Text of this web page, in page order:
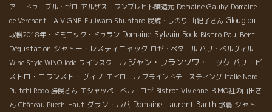
アー ドゥーブル・ゼロ アルザス・フンブレヒト醸造元 Domaine Gauby Domaine
de Verchant LA VIGNE Fujiwara Shuntaro 炭焼・しのり 由紀子さん Glouglou
収穫2018年・ドミニック・ドゥラン Domaine Sylvain Bock Bistro Paul Bert
Dégustation シャトー・レスティニャック ロゼ・ぺタール パリ・ベルヴィル
Wine Style WINO Iode ワインスクール ジャン・フランソワ・ニック パリ・ビ
ストロ・コワンスト・ヴィノ エイロール ブラインドテースティング Italie Nord
Puitchi Rodo 勝俣さん エシャッペ・ベル・ロゼ Bistrot VIvienne ＢＭО社の山田さ
ん Château Puech-Haut グラン・ルパ Domaine Laurent Barth 那覇 シャト